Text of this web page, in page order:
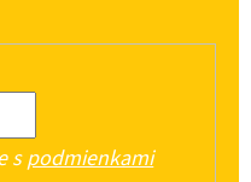
spodmienkami